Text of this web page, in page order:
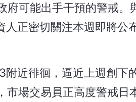
府可能出手干預的警戒。
正密切關注本週即將公
近徘徊，逼近上週創下
場交易員正高度警戒日